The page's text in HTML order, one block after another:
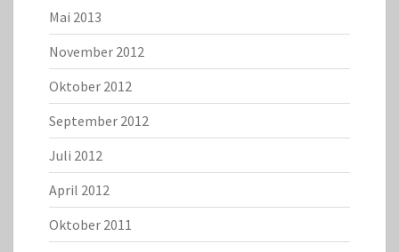
Mai 2013
November 2012
Oktober 2012
September 2012
Juli 2012
April 2012
Oktober 2011